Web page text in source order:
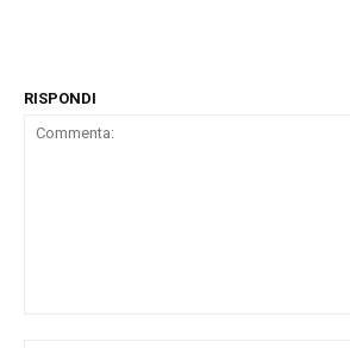
RISPONDI